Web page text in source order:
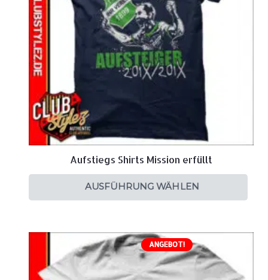
Aufstiegs Shirts Mission erfüllt
AUSFÜHRUNG WÄHLEN
ANGEBOT!